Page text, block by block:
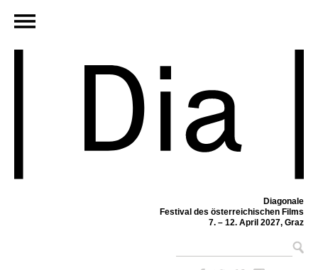
Diagonale
Festival des österreichischen Films
7. – 12. April 2027, Graz